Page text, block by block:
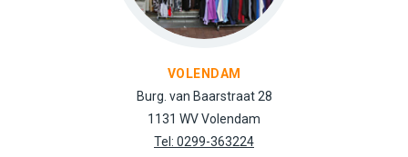
VOLENDAM
Burg. van Baarstraat 28
1131 WV Volendam
Tel: 0299-363224